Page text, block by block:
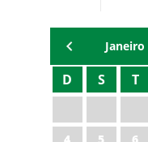
Janeiro
D S T